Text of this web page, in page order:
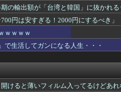
観光客「過剰な餌やり」で増えた思...
日本の鉄道を初デザイン。南海電鉄...
国SNS「青春」「うらやましい」...
とEV推進派がスカスカ構...
発防止を求める会」設立 継続的に...
路…なんだこれ？
に展開か…北朝鮮は本質的にウクラ...
菅野完氏、メルチュ折田社長に人...
の輸出額が「台湾と韓国」に抜かれる
円は安すぎる！2000円にするべき」
ｗｗｗｗ
生活してガンになる人生・・・
けると薄いフィルム入ってるけどあれ